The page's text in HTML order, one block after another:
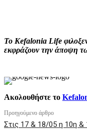
Το Kefalonia Life
εκφράζουν την άποψη
Ακολουθήστε το
Προηγούμενο άρθρο
Στις 17 & 18/05 η 10η